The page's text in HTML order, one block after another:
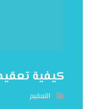
كيفية
التعقيم